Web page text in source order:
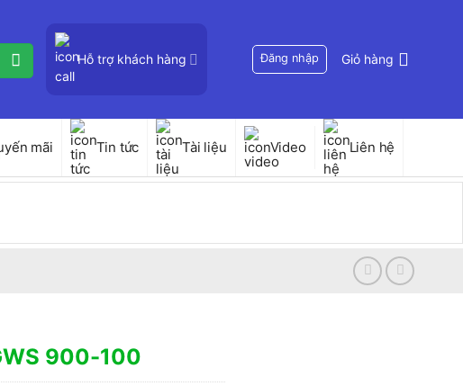
Hỗ trợ khách hàng Đăng nhập Giỏ hàng
mãi Tin tức Tài liệu Video Liên hệ
900-100